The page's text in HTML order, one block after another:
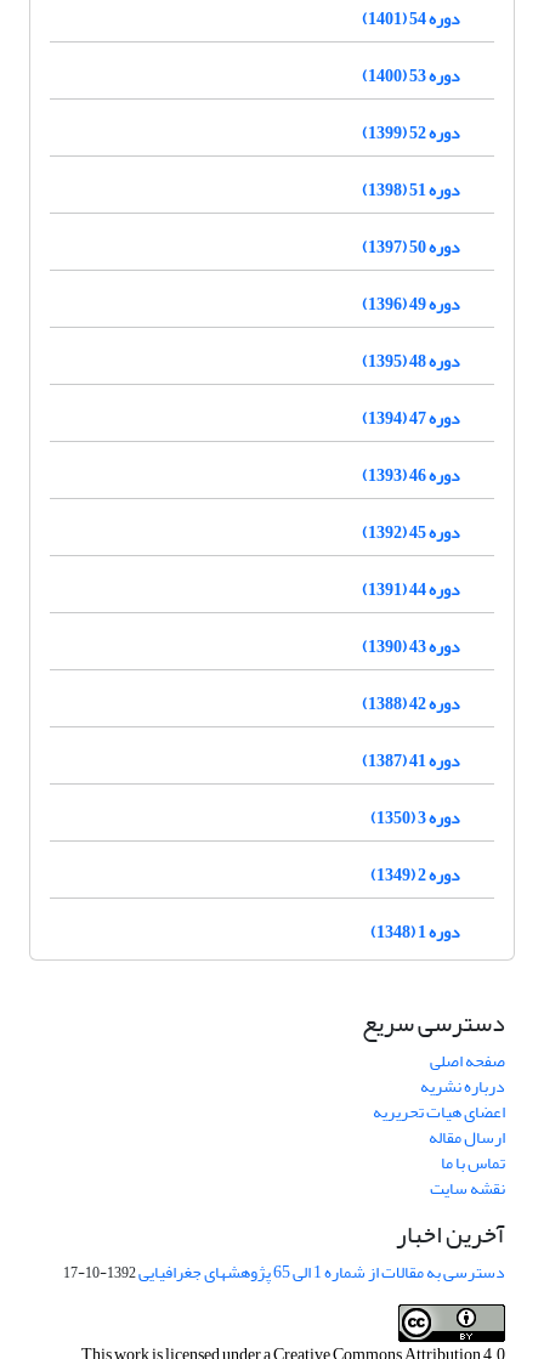
دوره 54 (1401)
دوره 53 (1400)
دوره 52 (1399)
دوره 51 (1398)
دوره 50 (1397)
دوره 49 (1396)
دوره 48 (1395)
دوره 47 (1394)
دوره 46 (1393)
دوره 45 (1392)
دوره 44 (1391)
دوره 43 (1390)
دوره 42 (1388)
دوره 41 (1387)
دوره 3 (1350)
دوره 2 (1349)
دوره 1 (1348)
دسترسی سریع
صفحه اصلی
درباره نشریه
اعضای هیات تحریریه
ارسال مقاله
تماس با ما
نقشه سایت
آخرین اخبار
دسترسی به مقالات از شماره 1 الی 65 پژوهشهای جغرافیایی 1392-10-17